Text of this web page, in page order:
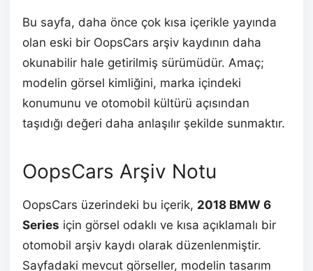
Bu sayfa, daha önce çok kısa içerikle yayında
olan eski bir OopsCars arşiv kaydının daha
okunabilir hale getirilmiş sürümüdür. Amaç;
modelin görsel kimliğini, marka içindeki
konumunu ve otomobil kültürü açısından
taşıdığı değeri daha anlaşılır şekilde sunmaktır.
OopsCars Arşiv Notu
OopsCars üzerindeki bu içerik, 2018 BMW 6
Series için görsel odaklı ve kısa açıklamalı bir
otomobil arşiv kaydı olarak düzenlenmiştir.
Sayfadaki mevcut görseller, modelin tasarım